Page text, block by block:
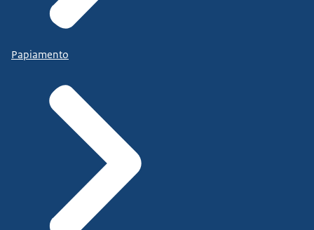
Papiamento